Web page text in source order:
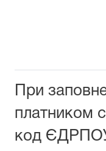
При
платником
код